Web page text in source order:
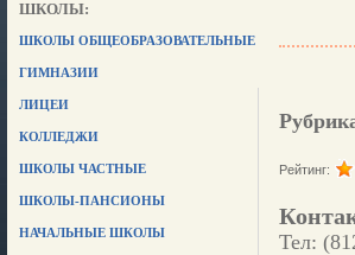
ШКОЛЫ:
ШКОЛЫ ОБЩЕОБРАЗОВАТЕЛЬНЫЕ
ГИМНАЗИИ
ЛИЦЕИ
КОЛЛЕДЖИ
ШКОЛЫ ЧАСТНЫЕ
ШКОЛЫ-ПАНСИОНЫ
НАЧАЛЬНЫЕ ШКОЛЫ
Рейтинг:
Тел: